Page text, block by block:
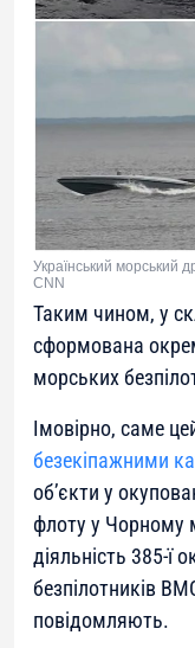
Український морський
CNN
Таким чином, у
сформована
морських
Імовірно, саме
безекіпажними
об’єкти у
флоту у Чорному
діяльність 385-ї
безпілотників
повідомляють.